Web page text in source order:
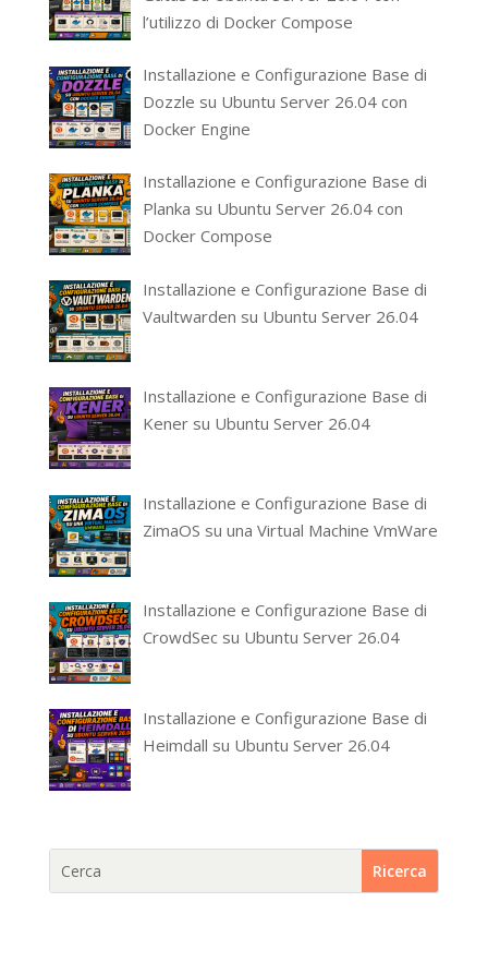
l’utilizzo di Docker Compose
Installazione e Configurazione Base di
Dozzle su Ubuntu Server 26.04 con
Docker Engine
Installazione e Configurazione Base di
Planka su Ubuntu Server 26.04 con
Docker Compose
Installazione e Configurazione Base di
Vaultwarden su Ubuntu Server 26.04
Installazione e Configurazione Base di
Kener su Ubuntu Server 26.04
Installazione e Configurazione Base di
ZimaOS su una Virtual Machine VmWare
Installazione e Configurazione Base di
CrowdSec su Ubuntu Server 26.04
Installazione e Configurazione Base di
Heimdall su Ubuntu Server 26.04